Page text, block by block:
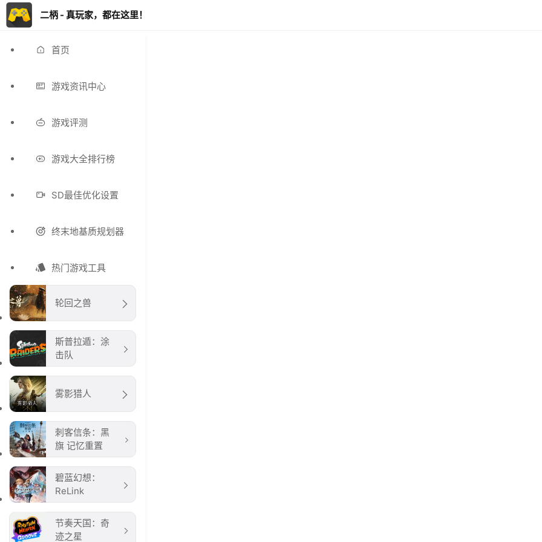
二柄 - 真玩家，都在这里！
首页
游戏资讯中心
游戏评测
游戏大全排行榜
SD最佳优化设置
终末地基质规划器
热门游戏工具
轮回之兽
斯普拉遁：涂
击队
雾影猎人
刺客信条：黑
旗 记忆重置
碧蓝幻想：
ReLink
节奏天国：奇
迹之星